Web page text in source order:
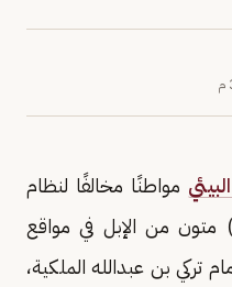
مواطنًا مخالفًا لنظام
البيئة، لارتكابه مخالفة رعي (7) متون من الإبل في مواقع
تركي بن عبدالله الملكية،